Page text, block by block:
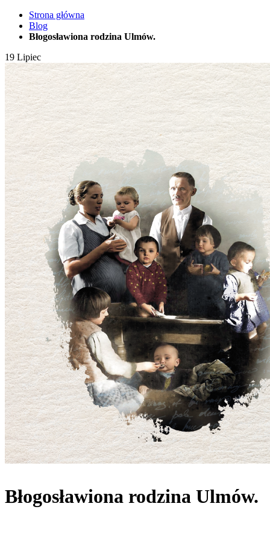
Strona główna
Blog
Błogosławiona rodzina Ulmów.
19 Lipiec
Błogosławiona rodzina Ulmów.